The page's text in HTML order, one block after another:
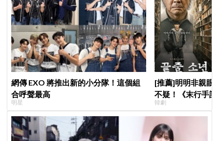
網傳 EXO 將推出新的小分隊！這個組
合呼聲最高
明星
[推薦]明明非親眼
不疑！《末行手
花讓老師崔岷植
韓劇